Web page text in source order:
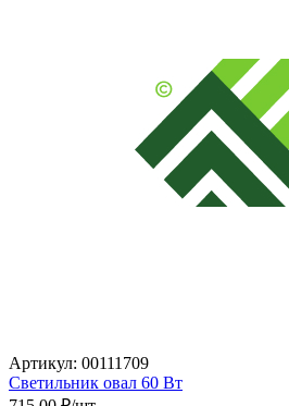
Артикул: 00111709
Светильник овал 60 Вт